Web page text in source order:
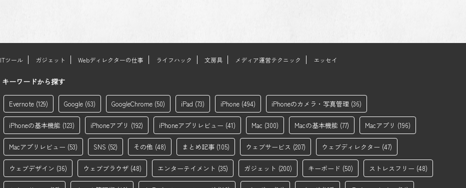
ITツール ガジェット Webディレクターの仕事 ライフハック 文房具 メディア運営テクニック エッセイ
キーワードから探す
Evernote (129) Google (63) GoogleChrome (50) iPad (73) iPhone (494) iPhoneのカメラ・写真管理 (36)
iPhoneの基本機能 (123) iPhoneアプリ (192) iPhoneアプリレビュー (41) Mac (300) Macの基本機能 (77) Macアプリ (196)
Macアプリレビュー (53) SNS (52) その他 (48) まとめ記事 (105) ウェブサービス (207) ウェブディレクター (47)
ウェブデザイン (36) ウェブブラウザ (48) エンターテイメント (35) ガジェット (200) キーボード (50) ストレスフリー (48)